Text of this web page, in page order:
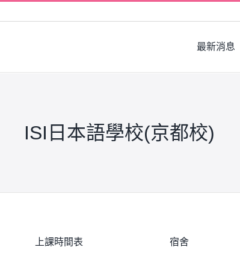
最新消息
ISI日本語學校(京都校)
上課時間表 宿舍